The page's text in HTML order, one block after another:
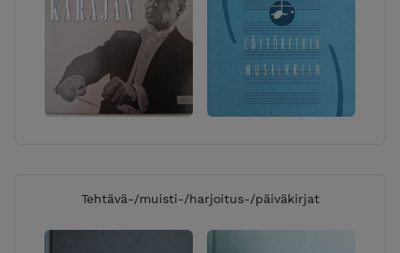
Tehtävä-/muisti-/harjoitus-/päiväkirjat